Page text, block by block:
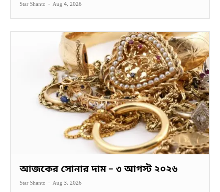
Star Shanto - Aug 4, 2026
আজকের সোনার দাম – ৩ আগস্ট ২০২৬
Star Shanto - Aug 3, 2026